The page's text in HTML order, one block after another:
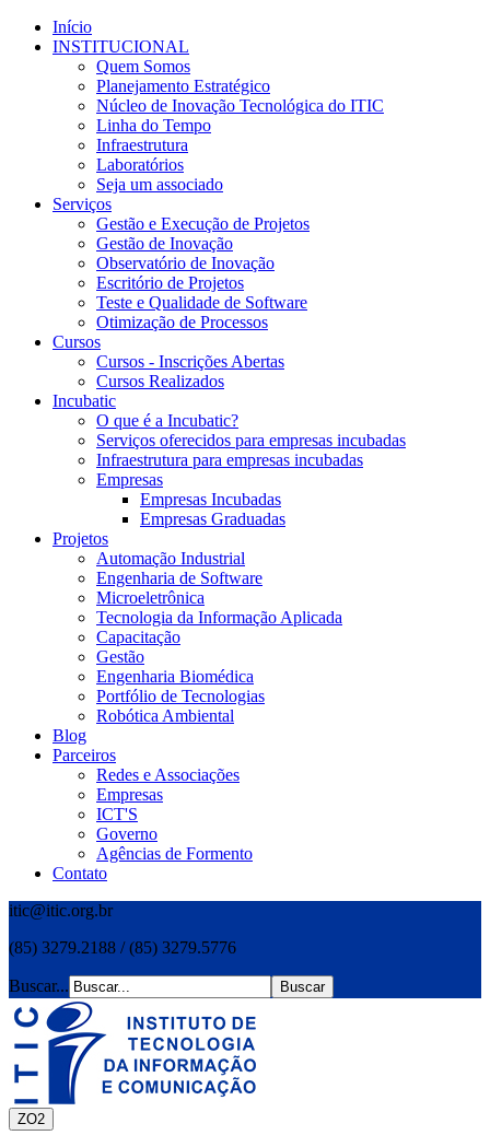
Início
INSTITUCIONAL
Quem Somos
Planejamento Estratégico
Núcleo de Inovação Tecnológica do ITIC
Linha do Tempo
Infraestrutura
Laboratórios
Seja um associado
Serviços
Gestão e Execução de Projetos
Gestão de Inovação
Observatório de Inovação
Escritório de Projetos
Teste e Qualidade de Software
Otimização de Processos
Cursos
Cursos - Inscrições Abertas
Cursos Realizados
Incubatic
O que é a Incubatic?
Serviços oferecidos para empresas incubadas
Infraestrutura para empresas incubadas
Empresas
Empresas Incubadas
Empresas Graduadas
Projetos
Automação Industrial
Engenharia de Software
Microeletrônica
Tecnologia da Informação Aplicada
Capacitação
Gestão
Engenharia Biomédica
Portfólio de Tecnologias
Robótica Ambiental
Blog
Parceiros
Redes e Associações
Empresas
ICT'S
Governo
Agências de Formento
Contato
itic@itic.org.br
(85) 3279.2188 / (85) 3279.5776
Buscar...
ZO2